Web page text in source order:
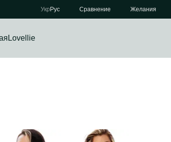
Укр Рус Сравнение Желания
Lovellie